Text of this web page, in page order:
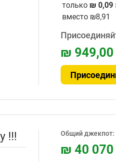
только ₪ 0,09
вместо ₪8,91
₪ 949,00
!!! Общий джекпот:
₪ 40 070